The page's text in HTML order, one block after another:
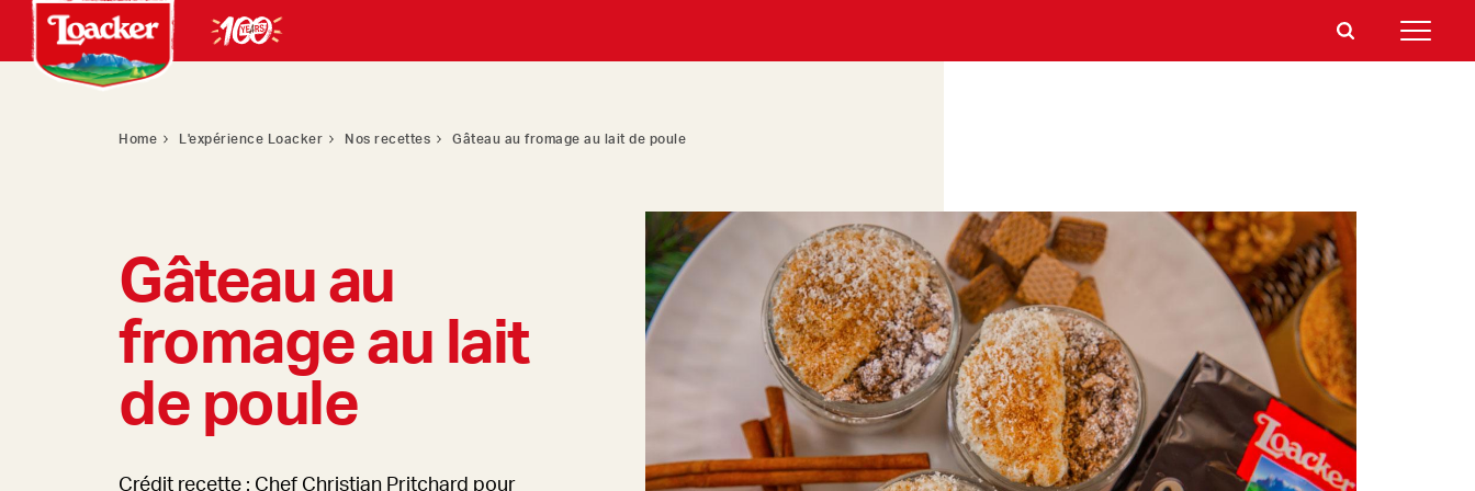
Home L'expérience Loacker Nos recettes Gâteau au fromage au lait de poule
Gâteau au
fromage au lait
de poule
Crédit recette : Chef Christian Pritchard pour